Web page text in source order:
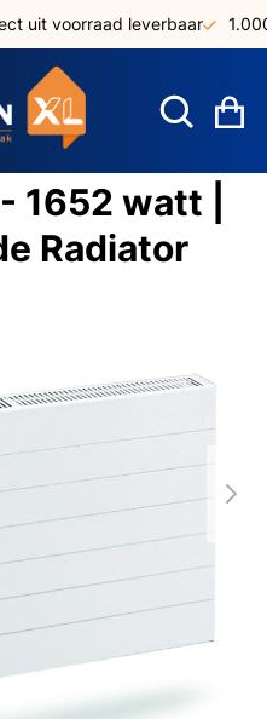
uit voorraad leverbaar
watt |
Radiator